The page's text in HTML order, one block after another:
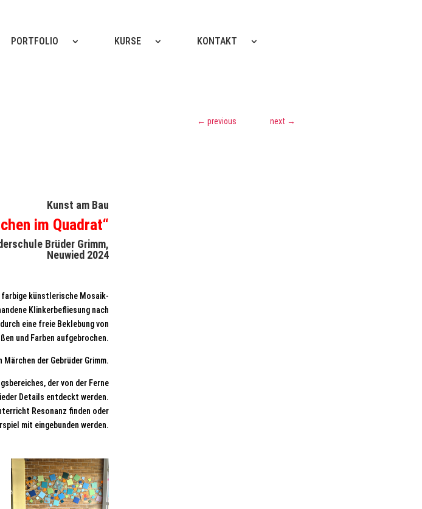
PORTFOLIO KURSE KONTAKT
Kunst am Bau
im Quadrat“
Brüder Grimm,
Neuwied 2024
farbige künstlerische Mosaik-
Klinkerbefliesung nach
eine freie Beklebung von
und Farben aufgebrochen.
der Gebrüder Grimm.
der von der Ferne
Details entdeckt werden.
Resonanz finden oder
mit eingebunden werden.
←previous next →